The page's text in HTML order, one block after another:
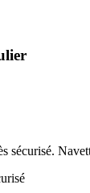
sécurisé.